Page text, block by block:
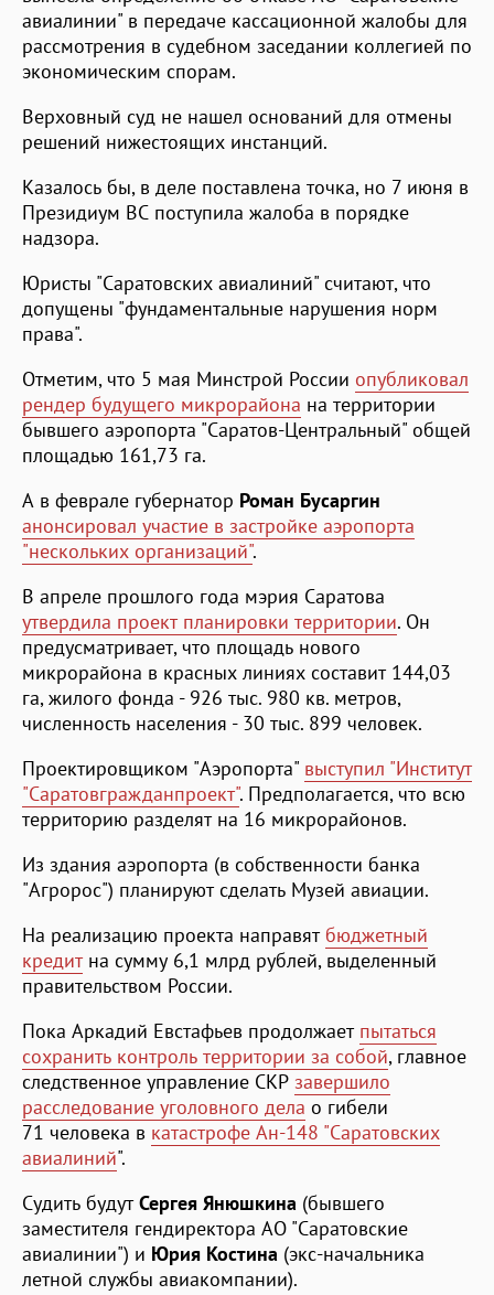
авиалинии" в передаче кассационной жалобы для
рассмотрения в судебном заседании коллегией по
экономическим спорам.
Верховный суд не нашел оснований для отмены
решений нижестоящих инстанций.
Казалось бы, в деле поставлена точка, но 7 июня в
Президиум ВС поступила жалоба в порядке
надзора.
Юристы "Саратовских авиалиний" считают, что
допущены "фундаментальные нарушения норм
права".
Отметим, что 5 мая Минстрой России опубликовал
рендер будущего микрорайона на территории
бывшего аэропорта "Саратов-Центральный" общей
площадью 161,73 га.
А в феврале губернатор Роман Бусаргин
анонсировал участие в застройке аэропорта
"нескольких организаций".
В апреле прошлого года мэрия Саратова
утвердила проект планировки территории. Он
предусматривает, что площадь нового
микрорайона в красных линиях составит 144,03
га, жилого фонда - 926 тыс. 980 кв. метров,
численность населения - 30 тыс. 899 человек.
Проектировщиком "Аэропорта" выступил "Институт
"Саратовгражданпроект". Предполагается, что всю
территорию разделят на 16 микрорайонов.
Из здания аэропорта (в собственности банка
"Агророс") планируют сделать Музей авиации.
На реализацию проекта направят бюджетный
кредитна сумму 6,1 млрд рублей, выделенный
правительством России.
Пока Аркадий Евстафьев продолжает пытаться
сохранить контроль территории за собой, главное
следственное управление СКР завершило
расследование уголовного дела о гибели
71 человека в катастрофе Ан-148 "Саратовских
авиалиний".
Судить будутСергея Янюшкина (бывшего
заместителя гендиректора АО "Саратовские
авиалинии") и Юрия Костина (экс-начальника
летной службы авиакомпании).